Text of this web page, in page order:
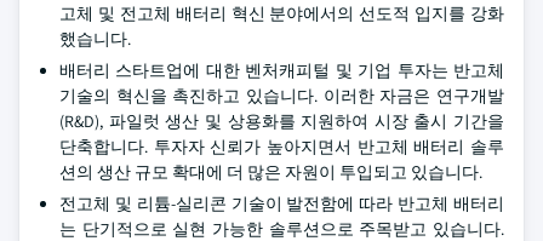
고체 및 전고체 배터리 혁신 분야에서의 선도적 입지를 강화
했습니다.
배터리 스타트업에 대한 벤처캐피털 및 기업 투자는 반고체
기술의 혁신을 촉진하고 있습니다. 이러한 자금은 연구개발
(R&D), 파일럿 생산 및 상용화를 지원하여 시장 출시 기간을
단축합니다. 투자자 신뢰가 높아지면서 반고체 배터리 솔루
션의 생산 규모 확대에 더 많은 자원이 투입되고 있습니다.
전고체 및 리튬-실리콘 기술이 발전함에 따라 반고체 배터리
는 단기적으로 실현 가능한 솔루션으로 주목받고 있습니다.